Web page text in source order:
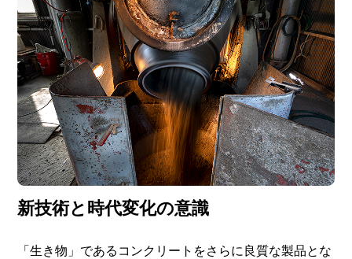
新技術と時代変化の意識
「生き物」であるコンクリートをさらに良質な製品とな